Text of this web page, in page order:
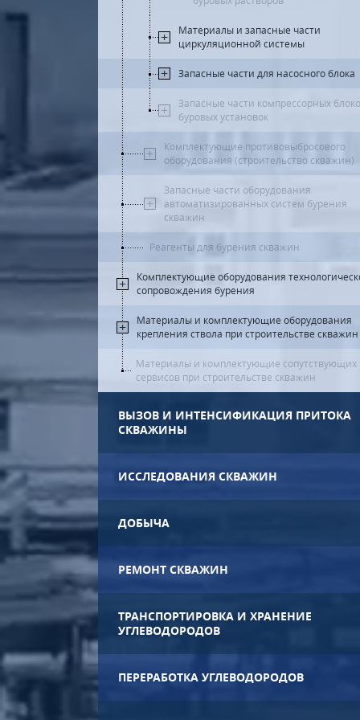
Материалы и запасные части
циркуляционной системы
Запасные части для насосного блока
Запасные части компрессорных
буровых установок
Комплектующие противовыбросового
оборудования (строительство скважин)
Запасные части оборудования
автоматизированных систем бурения
скважин
Реагенты для бурения скважин
Комплектующие оборудования
сопровождения бурения
Материалы и комплектующие оборудования
крепления ствола при строительстве скважин
Материалы и комплектующие сопутствующих
сервисов при строительстве скважин
ВЫЗОВ И ИНТЕНСИФИКАЦИЯ ПРИТОКА
СКВАЖИНЫ
ИССЛЕДОВАНИЯ СКВАЖИН
ДОБЫЧА
РЕМОНТ СКВАЖИН
ТРАНСПОРТИРОВКА И ХРАНЕНИЕ
УГЛЕВОДОРОДОВ
ПЕРЕРАБОТКА УГЛЕВОДОРОДОВ